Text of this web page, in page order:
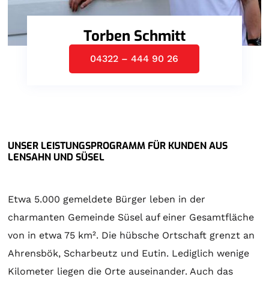
Torben Schmitt
04322 – 444 90 26
UNSER LEISTUNGSPROGRAMM FÜR KUNDEN AUS
LENSAHN UND SÜSEL
Etwa 5.000 gemeldete Bürger leben in der
charmanten Gemeinde Süsel auf einer Gesamtfläche
von in etwa 75 km². Die hübsche Ortschaft grenzt an
Ahrensbök, Scharbeutz und Eutin. Lediglich wenige
Kilometer liegen die Orte auseinander. Auch das